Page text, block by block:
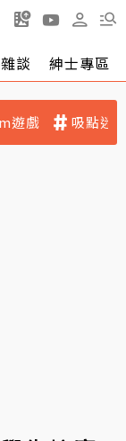
談 紳士專區
遊戲 吸點迷